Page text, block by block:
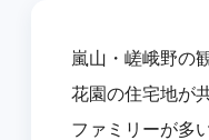
嵐山・嵯峨野の
花園の住宅地が
ファミリーが多